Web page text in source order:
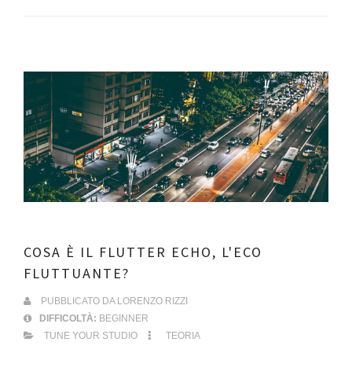
COSA È IL FLUTTER ECHO, L'ECO
FLUTTUANTE?
PUBBLICATO DA LORENZO RIZZI
DIFFICOLTÀ: BEGINNER
TUNE YOUR STUDIO
TEORIA